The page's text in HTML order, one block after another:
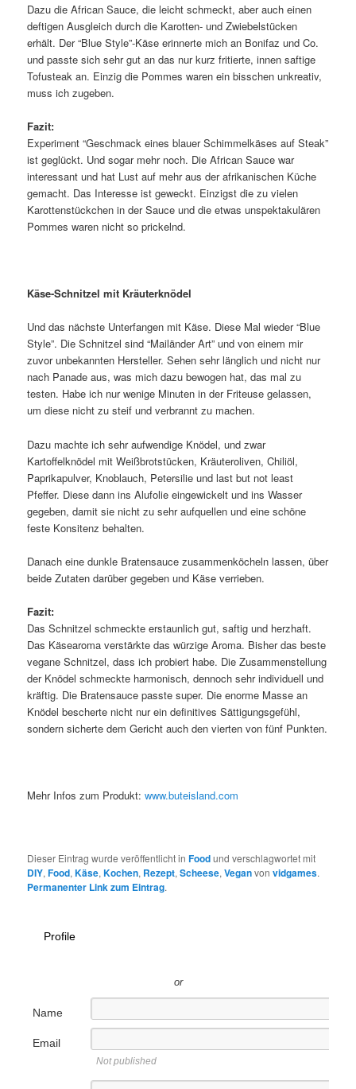
Dazu die African Sauce, die leicht schmeckt, aber auch einen
deftigen Ausgleich durch die Karotten- und Zwiebelstücken
erhält. Der “Blue Style”-Käse erinnerte mich an Bonifaz und Co.
und passte sich sehr gut an das nur kurz fritierte, innen saftige
Tofusteak an. Einzig die Pommes waren ein bisschen unkreativ,
muss ich zugeben.
Fazit:
Experiment “Geschmack eines blauer Schimmelkäses auf Steak”
ist geglückt. Und sogar mehr noch. Die African Sauce war
interessant und hat Lust auf mehr aus der afrikanischen Küche
gemacht. Das Interesse ist geweckt. Einzigst die zu vielen
Karottenstückchen in der Sauce und die etwas unspektakulären
Pommes waren nicht so prickelnd.
Käse-Schnitzel mit Kräuterknödel
Und das nächste Unterfangen mit Käse. Diese Mal wieder “Blue
Style”. Die Schnitzel sind “Mailänder Art” und von einem mir
zuvor unbekannten Hersteller. Sehen sehr länglich und nicht nur
nach Panade aus, was mich dazu bewogen hat, das mal zu
testen. Habe ich nur wenige Minuten in der Friteuse gelassen,
um diese nicht zu steif und verbrannt zu machen.
Dazu machte ich sehr aufwendige Knödel, und zwar
Kartoffelknödel mit Weißbrotstücken, Kräuteroliven, Chiliöl,
Paprikapulver, Knoblauch, Petersilie und last but not least
Pfeffer. Diese dann ins Alufolie eingewickelt und ins Wasser
gegeben, damit sie nicht zu sehr aufquellen und eine schöne
feste Konsitenz behalten.
Danach eine dunkle Bratensauce zusammenköcheln lassen, über
beide Zutaten darüber gegeben und Käse verrieben.
Fazit:
Das Schnitzel schmeckte erstaunlich gut, saftig und herzhaft.
Das Käsearoma verstärkte das würzige Aroma. Bisher das beste
vegane Schnitzel, dass ich probiert habe. Die Zusammenstellung
der Knödel schmeckte harmonisch, dennoch sehr individuell und
kräftig. Die Bratensauce passte super. Die enorme Masse an
Knödel bescherte nicht nur ein definitives Sättigungsgefühl,
sondern sicherte dem Gericht auch den vierten von fünf Punkten.
Mehr Infos zum Produkt:www.buteisland.com
Dieser Eintrag wurde veröffentlicht inFoodund verschlagwortet mit
DIY,Food,Käse,Kochen, Rezept,Scheese,Veganvonvidgames.
Permanenter Link zum Eintrag.
Profile
or
Name
Email
Not published